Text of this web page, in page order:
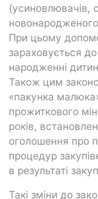
(усиновлювачів,
При цьому
зараховується
народженні
Також цим
«пакунка
прожиткового
років,
оголошення про
процедур
в результаті
Такі зміни до